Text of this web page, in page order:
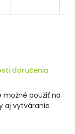
doručenia
možné použiť na
aj vytváranie